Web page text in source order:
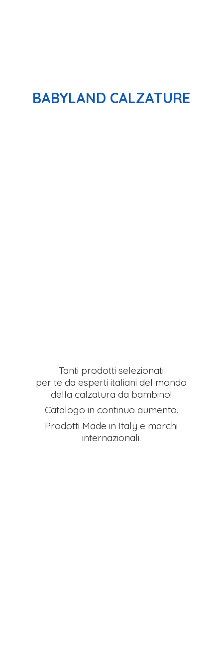
BABYLAND CALZATURE
Tanti prodotti selezionati
per te da esperti italiani del mondo
della calzatura da bambino!
Catalogo in continuo aumento.
Prodotti Made in Italy e marchi
internazionali.